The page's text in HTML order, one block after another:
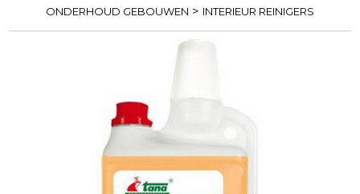
ONDERHOUD GEBOUWEN > INTERIEUR REINIGERS